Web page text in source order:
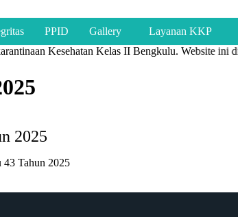
PPID Gallery Layanan KKP
Kesehatan Kelas II Bengkulu. Website ini
2025
Tahun 2025